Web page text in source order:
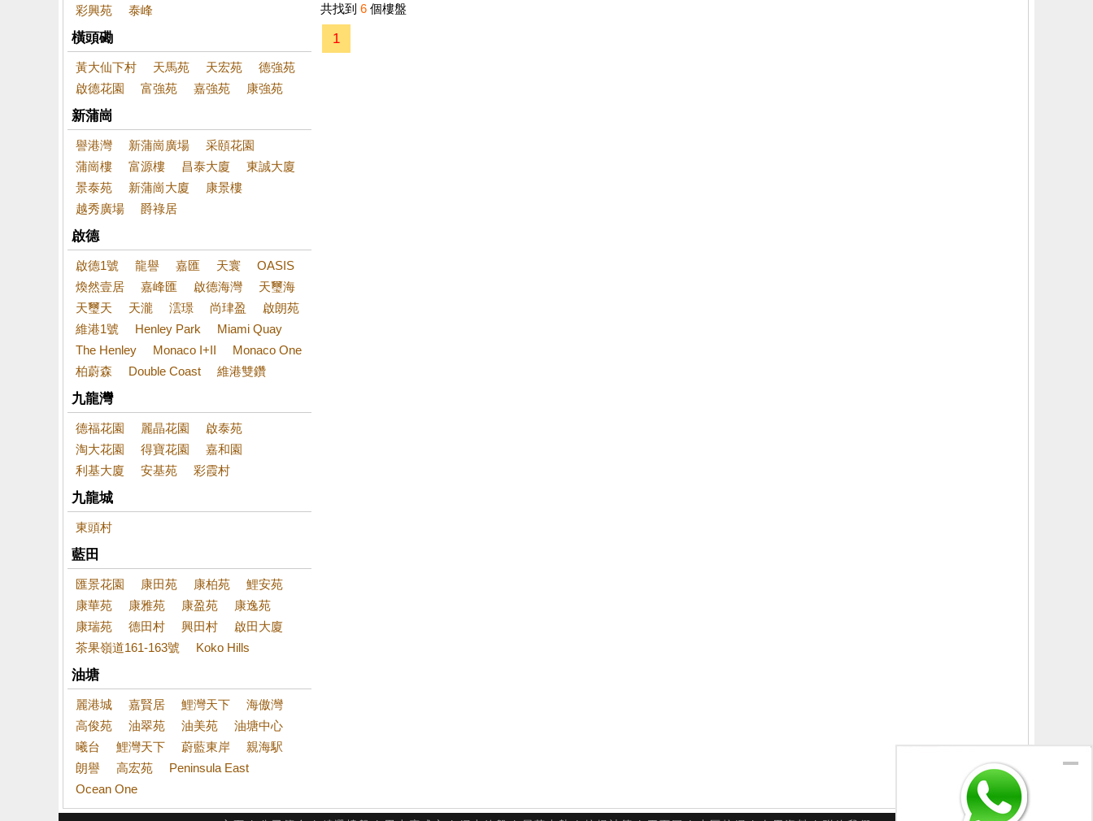
彩興苑
泰峰
橫頭磡
黃大仙下村 天馬苑 天宏苑
德強苑
啟德花園
富強苑 嘉強苑 康強苑
新蒲崗
譽港灣 新蒲崗廣場
采頤花園
蒲崗樓
富源樓 昌泰大廈
東誠大廈
景泰苑
新蒲崗大廈
康景樓
越秀廣場
爵祿居
啟德
啟德1號 龍譽 嘉匯 天寰
OASIS
煥然壹居
嘉峰匯 啟德海灣
天璽海
天璽天
天瀧 澐璟 尚珒盈
啟朗苑
維港1號
Henley Park
Miami Quay
The Henley
Monaco I+II
Monaco One
柏蔚森
Double Coast 維港雙鑽
九龍灣
德福花園 麗晶花園
啟泰苑
淘大花園
得寶花園
嘉和園
利基大廈
安基苑 彩霞村
九龍城
東頭村
藍田
匯景花園 康田苑 康柏苑
鯉安苑
康華苑
康雅苑 康盈苑
康逸苑
康瑞苑
德田村 興田村
啟田大廈
茶果嶺道161-163號
Koko Hills
油塘
麗港城 嘉賢居 鯉灣天下
海傲灣
高俊苑
油翠苑 油美苑
油塘中心
曦台
鯉灣天下 蔚藍東岸
親海駅
朗譽
高宏苑
Peninsula East
Ocean One
共找到 6 個樓盤
1